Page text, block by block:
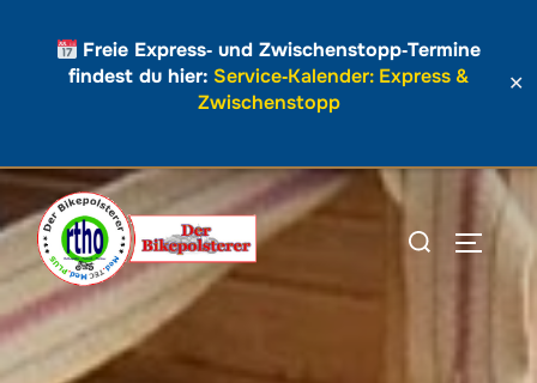
Zum
Inhalt
springen
Freie Express‑ und Zwischenstopp‑Termine
findest du hier: Service‑Kalender: Express &
Zwischenstopp
✕
Suchen